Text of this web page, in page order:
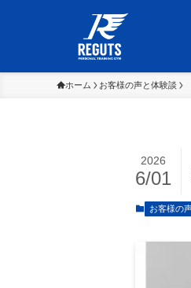
ホーム お客様の声と体験談
2026
6/01
お客様の